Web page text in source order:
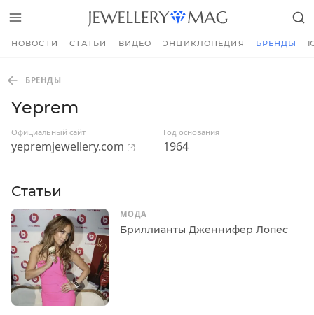
НОВОСТИ СТАТЬИ ВИДЕО ЭНЦИКЛОПЕДИЯ БРЕНДЫ
БРЕНДЫ
Yeprem
Официальный сайт
yepremjewellery.com
Год основания
1964
Статьи
МОДА
Бриллианты Дженнифер Лопес